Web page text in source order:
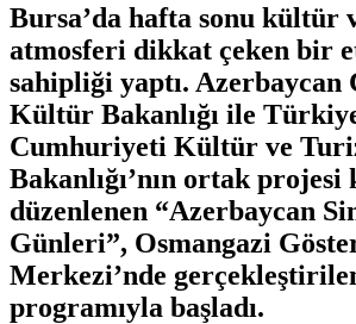
Bursa’da hafta sonu kültür
atmosferi dikkat çeken bir
sahipliği yaptı.
Kültür Bakanlığı ile
Cumhuriyeti Kültür ve
Bakanlığı’nın ortak projesi
düzenlenen “Azerbaycan
Günleri”, Osmangazi
Merkezi’nde
programıyla başladı.